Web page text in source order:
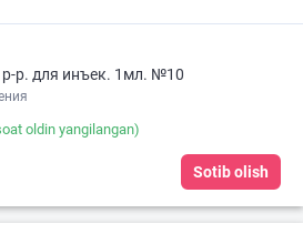
р. для инъек. 1мл. №10
oldin yangilangan)
Sotib olish